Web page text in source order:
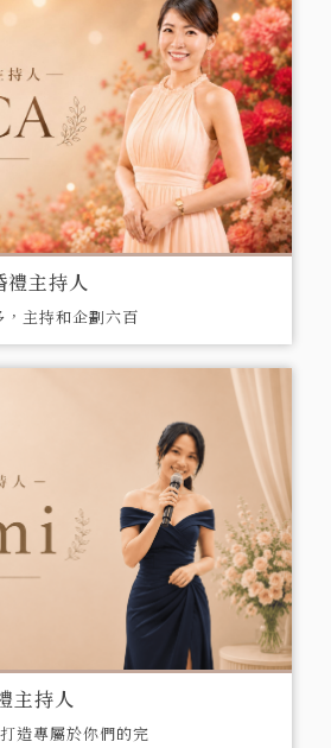
想中的人生大事，
見證到這麼多獨一
想要與眾不同、專
那就大膽地放入一
辦ㄧ場與賓客共享
主持人
主持和企劃六百
總統、吳前副總
泰董事長、嚴長壽
和王金平前院長都
主持人
造專屬於你們的完